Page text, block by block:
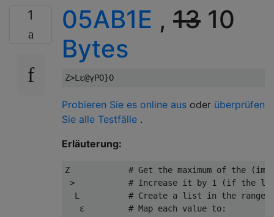
1 05AB1E , 13 10
Bytes
Probieren Sie es online aus oder überprüfen
Sie alle Testfälle .
Erläuterung:
Z # Get the maximum of the
>
# Increase it by 1 (if the
  L
# Create a list in the range
ε
# Map each value to: